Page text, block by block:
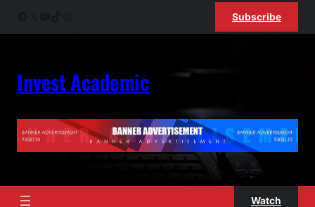
Subscribe
Invest Academic
Watch